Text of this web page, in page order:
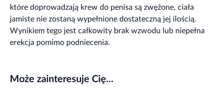
które doprowadzają krew do penisa są zwężone, ciała
jamiste nie zostaną wypełnione dostateczną jej ilością.
Wynikiem tego jest całkowity brak wzwodu lub niepełna
erekcja pomimo podniecenia.
Może zainteresuje Cię...